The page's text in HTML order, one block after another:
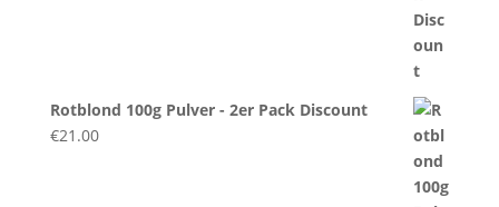
Rotblond 100g Pulver - 2er Pack Discount
€21.00